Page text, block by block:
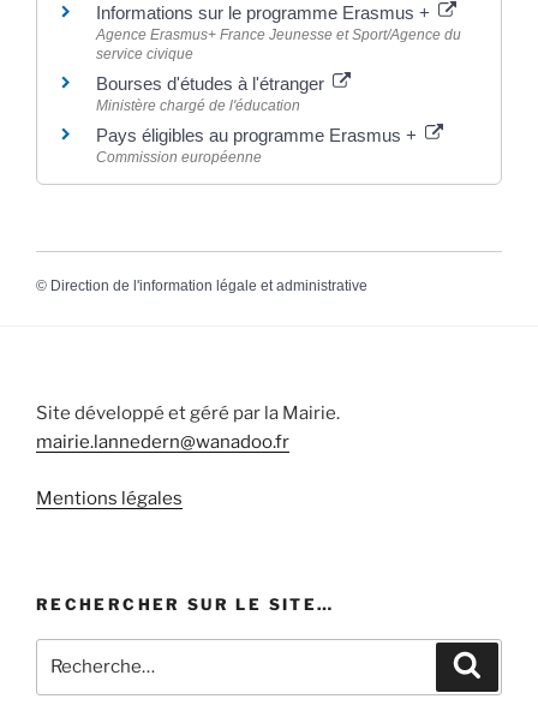
Informations sur le programme Erasmus +
Agence Erasmus+ France Jeunesse et Sport/Agence du
service civique
Bourses d'études à l'étranger
Ministère chargé de l'éducation
Pays éligibles au programme Erasmus +
Commission européenne
© Direction de l'information légale et administrative
Site développé et géré par la Mairie.
mairie.lannedern@wanadoo.fr
Mentions légales
RECHERCHER SUR LE SITE…
pour